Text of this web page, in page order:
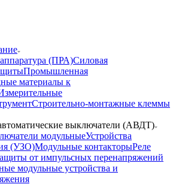
(ПРА)Силовая
Промышленная
материалы к
Строительно-монтажные клеммы
выключатели (АВДТ)
модульныеУстройства
(УЗО)Модульные контакторыРеле
от импульсных перенапряжений
модульные устройства и